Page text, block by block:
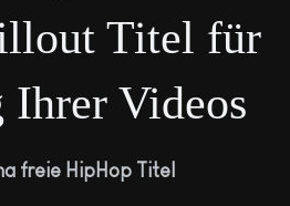
Titel für
Ihrer Videos